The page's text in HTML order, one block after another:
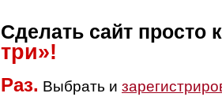
Сделать сайт просто
три»!
Раз. Выбрать и